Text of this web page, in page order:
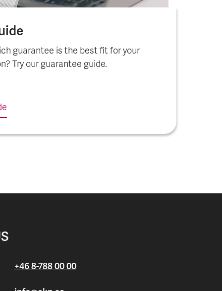
guarantee is the best fit for your
Try our guarantee guide.
+46 8-788 00 00